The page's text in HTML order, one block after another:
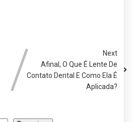
Next
Afinal, O Que É Lente De
Contato Dental E Como Ela É
Aplicada?